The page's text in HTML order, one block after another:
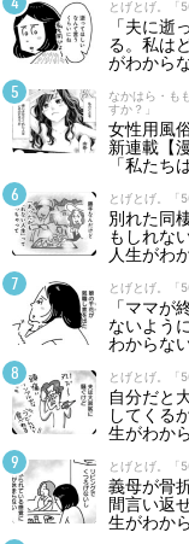
とげとげ。「
「夫に逝
る。私は
がわから
なかはら・も
すか？」
女性用風
新連載【
「私たち
とげとげ。「
別れた同
もしれな
人生がわ
とげとげ。「
「ママが
ないよう
わからな
とげとげ。「
自分だと
してくる
生がわか
とげとげ。「
義母が骨
間言い返
生がわか